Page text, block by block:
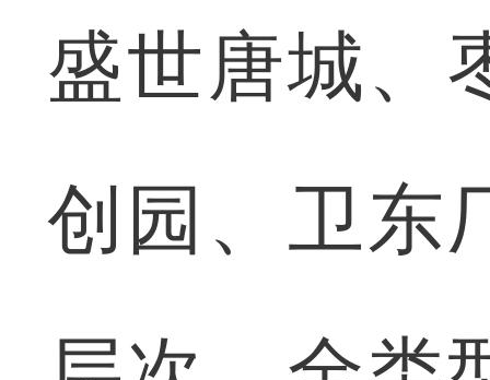
盛世唐城、
创园、卫东